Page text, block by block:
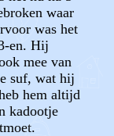
waar
was het
en. Hij
mee van
suf, wat hij
hem altijd
kadootje